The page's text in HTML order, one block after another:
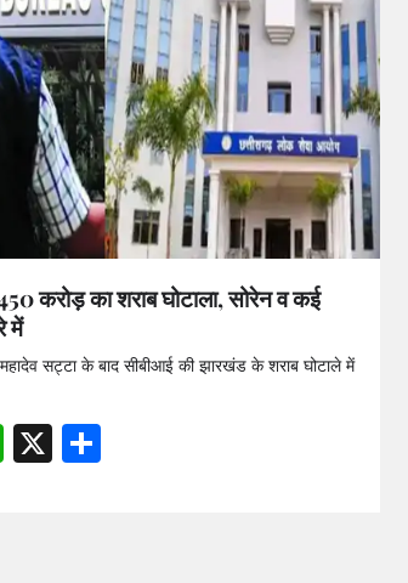
करोड़ का शराब घोटाला, सोरेन व कई
में
महादेव सट्टा के बाद सीबीआई की झारखंड के शराब घोटाले में
WhatsApp
X Share